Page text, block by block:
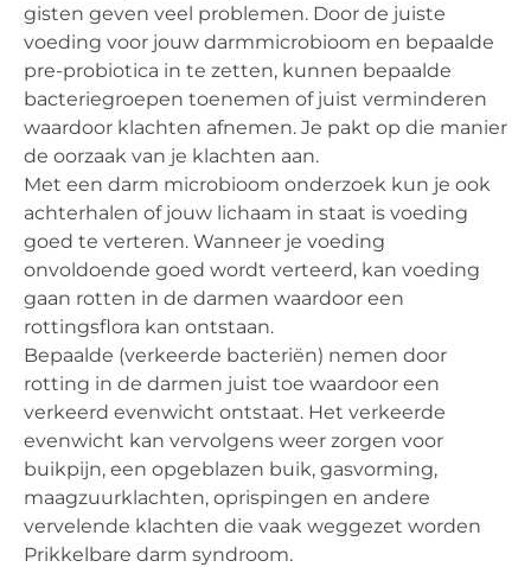
gisten geven veel problemen. Door de juiste
voeding voor jouw darmmicrobioom en bepaalde
pre-probiotica in te zetten, kunnen bepaalde
bacteriegroepen toenemen of juist verminderen
waardoor klachten afnemen. Je pakt op die manier
de oorzaak van je klachten aan.
Met een darm microbioom onderzoek kun je ook
achterhalen of jouw lichaam in staat is voeding
goed te verteren. Wanneer je voeding
onvoldoende goed wordt verteerd, kan voeding
gaan rotten in de darmen waardoor een
rottingsflora kan ontstaan.
Bepaalde (verkeerde bacteriën) nemen door
rotting in de darmen juist toe waardoor een
verkeerd evenwicht ontstaat. Het verkeerde
evenwicht kan vervolgens weer zorgen voor
buikpijn, een opgeblazen buik, gasvorming,
maagzuurklachten, oprispingen en andere
vervelende klachten die vaak weggezet worden
Prikkelbare darm syndroom.